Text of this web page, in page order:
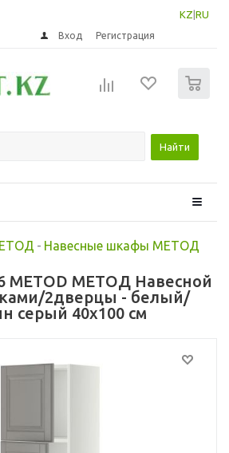
KZ RU
Вход Регистрация
Найти
- Навесные шкафы МЕТОД
METOD МЕТОД Навесной
2дверцы - белый/
серый 40x100 см